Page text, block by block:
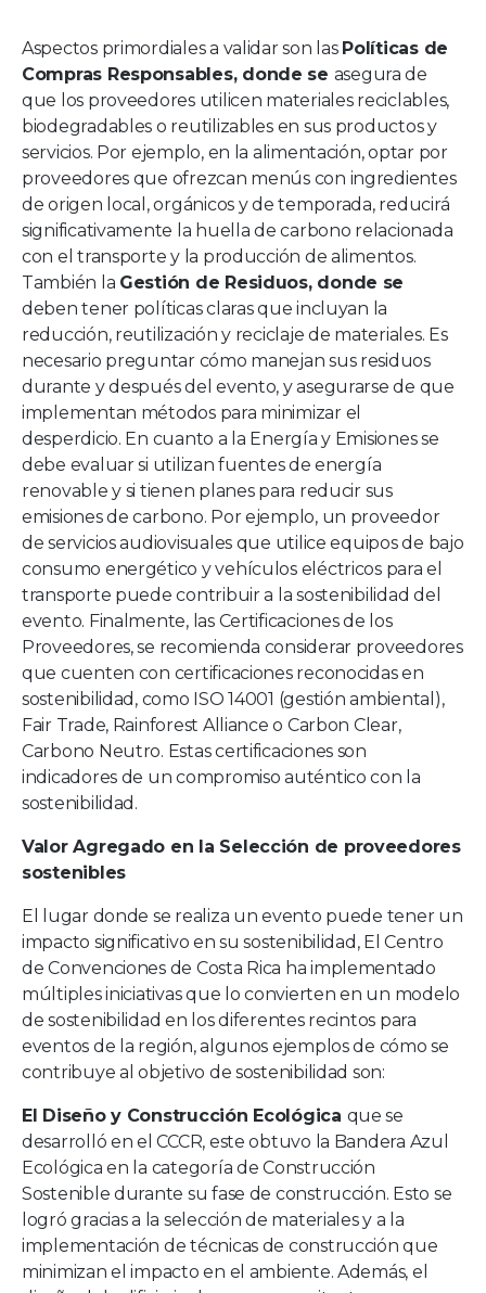
Aspectos primordiales a validar son las Políticas de
Compras Responsables, donde se asegura de
que los proveedores utilicen materiales reciclables,
biodegradables o reutilizables en sus productos y
servicios. Por ejemplo, en la alimentación, optar por
proveedores que ofrezcan menús con ingredientes
de origen local, orgánicos y de temporada, reducirá
significativamente la huella de carbono relacionada
con el transporte y la producción de alimentos.
También la Gestión de Residuos, donde se
deben tener políticas claras que incluyan la
reducción, reutilización y reciclaje de materiales. Es
necesario preguntar cómo manejan sus residuos
durante y después del evento, y asegurarse de que
implementan métodos para minimizar el
desperdicio. En cuanto a la Energía y Emisiones se
debe evaluar si utilizan fuentes de energía
renovable y si tienen planes para reducir sus
emisiones de carbono. Por ejemplo, un proveedor
de servicios audiovisuales que utilice equipos de bajo
consumo energético y vehículos eléctricos para el
transporte puede contribuir a la sostenibilidad del
evento. Finalmente, las Certificaciones de los
Proveedores, se recomienda considerar proveedores
que cuenten con certificaciones reconocidas en
sostenibilidad, como ISO 14001 (gestión ambiental),
Fair Trade, Rainforest Alliance o Carbon Clear,
Carbono Neutro. Estas certificaciones son
indicadores de un compromiso auténtico con la
sostenibilidad.
Valor Agregado en la Selección de proveedores
sostenibles
El lugar donde se realiza un evento puede tener un
impacto significativo en su sostenibilidad, El Centro
de Convenciones de Costa Rica ha implementado
múltiples iniciativas que lo convierten en un modelo
de sostenibilidad en los diferentes recintos para
eventos de la región, algunos ejemplos de cómo se
contribuye al objetivo de sostenibilidad son:
El Diseño y Construcción Ecológica que se
desarrolló en el CCCR, este obtuvo la Bandera Azul
Ecológica en la categoría de Construcción
Sostenible durante su fase de construcción. Esto se
logró gracias a la selección de materiales y a la
implementación de técnicas de construcción que
minimizan el impacto en el ambiente. Además, el